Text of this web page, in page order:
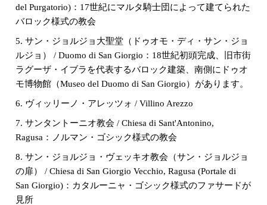
del Purgatorio)：17世紀にマルタ騎士団によって建てられた
バロック様式の教会
5. サン・ジョルジョ大聖堂（ドゥオモ・ディ・サン・ジョ
ルジョ） / Duomo di San Giorgio：18世紀初頭完成、旧市街
ラグーザ・イブラを代表するバロック建築、南側にドゥオ
モ博物館（Museo del Duomo di San Giorgio）があります。
6. ヴィッリーノ・アレッツォ / Villino Arezzo
7. サンタントーニオ教会 / Chiesa di Sant'Antonino,
Ragusa：ノルマン・ゴシック様式の教会
8. サン・ジョルジョ・ヴェッキオ教会（サン・ジョルジョ
の扉） / Chiesa di San Giorgio Vecchio, Ragusa (Portale di
San Giorgio)：カタルーニャ・ゴシック様式のファサードが
見所